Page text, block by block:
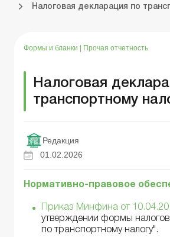
Налоговая декларация по
Формы и бланки Прочая отчетность
Налоговая
транспортному
Редакция
01.02.2026
Нормативно-правовое
Приказ Минфина от
утверждении формы
по транспортному налогу".